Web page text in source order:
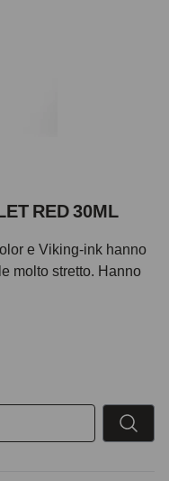
RED 30ML
e Viking-ink hanno
molto stretto. Hanno